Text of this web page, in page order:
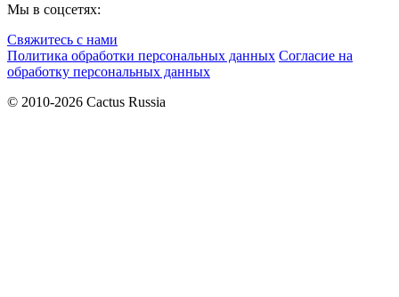
Мы в соцсетях:
Свяжитесь с нами
Политика обработки персональных данных Согласие на
обработку персональных данных
© 2010-2026 Cactus Russia